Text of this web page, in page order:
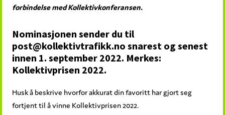
forbindelse med Kollektivkonferansen.
Nominasjonen sender du til
post@kollektivtrafikk.no snarest og senest
innen 1. september 2022. Merkes:
Kollektivprisen 2022.
Husk å beskrive hvorfor akkurat din favoritt har gjort seg
fortjent til å vinne Kollektivprisen 2022.